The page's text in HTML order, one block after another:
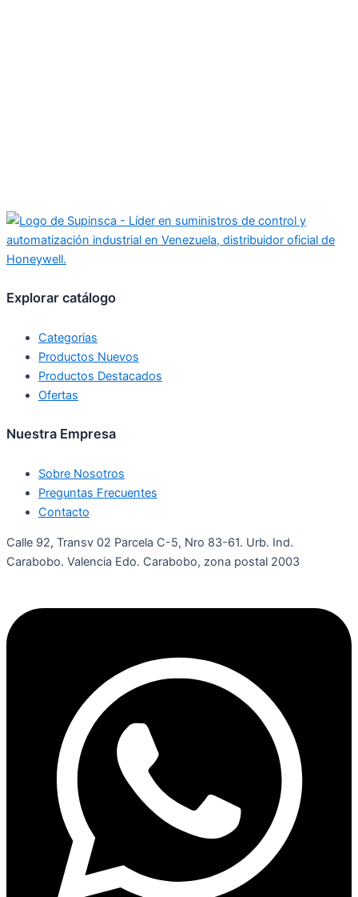
Explorar catálogo
Categorias
Productos Nuevos
Productos Destacados
Ofertas
Nuestra Empresa
Sobre Nosotros
Preguntas Frecuentes
Contacto
Calle 92, Transv 02 Parcela C-5, Nro 83-61. Urb. Ind.
Carabobo. Valencia Edo. Carabobo, zona postal 2003